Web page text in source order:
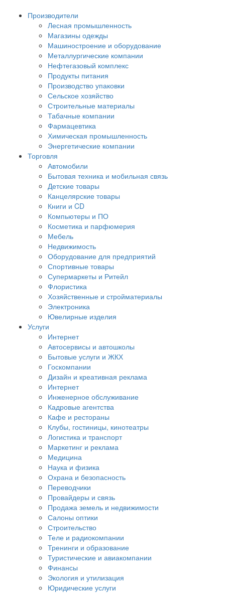
Производители
Лесная промышленность
Магазины одежды
Машиностроение и оборудование
Металлургические компании
Нефтегазовый комплекс
Продукты питания
Производство упаковки
Сельское хозяйство
Строительные материалы
Табачные компании
Фармацевтика
Химическая промышленность
Энергетические компании
Торговля
Автомобили
Бытовая техника и мобильная связь
Детские товары
Канцелярские товары
Книги и CD
Компьютеры и ПО
Косметика и парфюмерия
Мебель
Недвижимость
Оборудование для предприятий
Спортивные товары
Супермаркеты и Ритейл
Флористика
Хозяйственные и стройматериалы
Электроника
Ювелирные изделия
Услуги
Интернет
Автосервисы и автошколы
Бытовые услуги и ЖКХ
Госкомпании
Дизайн и креативная реклама
Интернет
Инженерное обслуживание
Кадровые агентства
Кафе и рестораны
Клубы, гостиницы, кинотеатры
Логистика и транспорт
Маркетинг и реклама
Медицина
Наука и физика
Охрана и безопасность
Переводчики
Провайдеры и связь
Продажа земель и недвижимости
Салоны оптики
Строительство
Теле и радиокомпании
Тренинги и образование
Туристические и авиакомпании
Финансы
Экология и утилизация
Юридические услуги